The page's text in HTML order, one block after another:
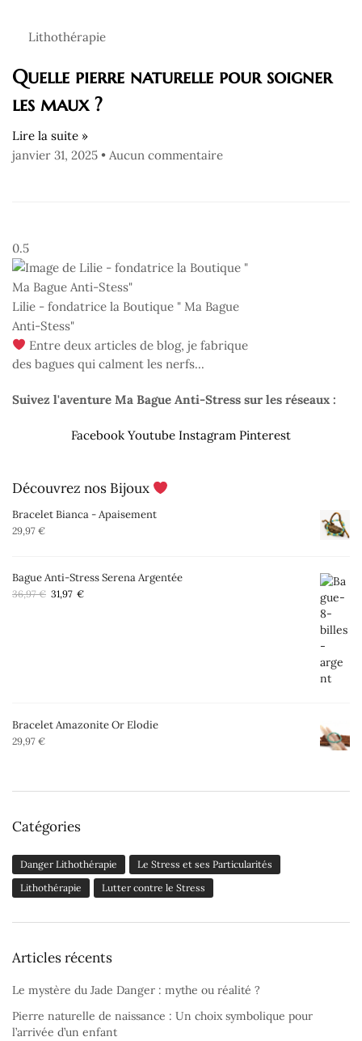
Lithothérapie
Quelle pierre naturelle pour soigner
les maux ?
Lire la suite »
janvier 31, 2025
Aucun commentaire
Lilie - fondatrice la Boutique " Ma Bague
Anti-Stess"
Entre deux articles de blog, je fabrique
des bagues qui calment les nerfs...
Suivez l'aventure Ma Bague Anti-Stress sur les réseaux :
Facebook Youtube Instagram Pinterest
Découvrez nos Bijoux
Bracelet Bianca - Apaisement
29,97 €
Bague Anti-Stress Serena Argentée
36,97€ Le
31,97 €Le
Bracelet Amazonite Or Elodie
29,97 €
Catégories
Danger Lithothérapie
Le Stress et ses Particularités
Lithothérapie
Lutter contre le Stress
Articles récents
Le mystère du Jade Danger : mythe ou réalité ?
Pierre naturelle de naissance : Un choix symbolique pour
l’arrivée d’un enfant